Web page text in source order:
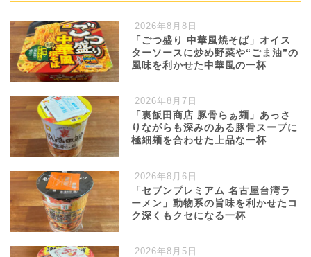
2026年8月8日
「ごつ盛り 中華風焼そば」オイス
ターソースに炒め野菜や“ごま油”の
風味を利かせた中華風の一杯
2026年8月7日
「裏飯田商店 豚骨らぁ麺」あっさ
りながらも深みのある豚骨スープに
極細麺を合わせた上品な一杯
2026年8月6日
「セブンプレミアム 名古屋台湾ラ
ーメン」動物系の旨味を利かせたコ
ク深くもクセになる一杯
2026年8月5日